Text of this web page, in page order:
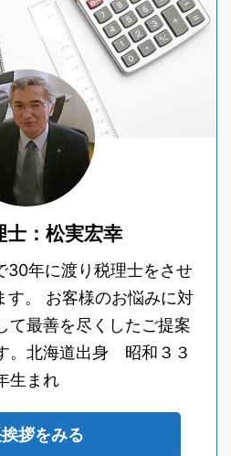
士：松実宏幸
30年に渡り税理士をさせ
す。 お客様のお悩みに対
て最善を尽くしたご提案
。北海道出身 昭和３３
生まれ
拶をみる